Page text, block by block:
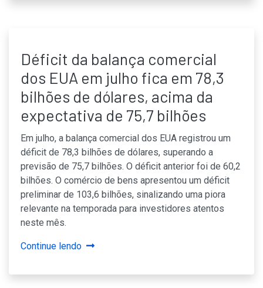
Déficit da balança comercial
dos EUA em julho fica em 78,3
bilhões de dólares, acima da
expectativa de 75,7 bilhões
Em julho, a balança comercial dos EUA registrou um
déficit de 78,3 bilhões de dólares, superando a
previsão de 75,7 bilhões. O déficit anterior foi de 60,2
bilhões. O comércio de bens apresentou um déficit
preliminar de 103,6 bilhões, sinalizando uma piora
relevante na temporada para investidores atentos
neste mês.
Continue lendo